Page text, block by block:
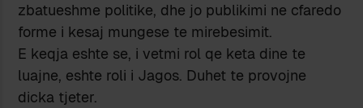
zbatueshme politike, dhe jo publikimi ne cfaredo
forme i kesaj mungese te mirebesimit.
E keqja eshte se, i vetmi rol qe keta dine te
luajne, eshte roli i Jagos. Duhet te provojne
dicka tjeter.